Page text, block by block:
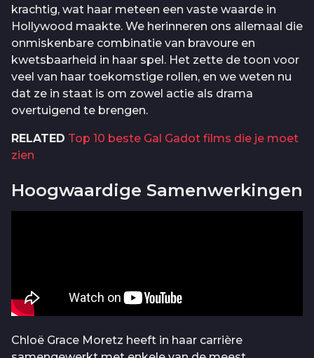
krachtig, wat haar meteen een vaste waarde in
Hollywood maakte. We herinneren ons allemaal die
onmiskenbare combinatie van bravoure en
kwetsbaarheid in haar spel. Het zette de toon voor
veel van haar toekomstige rollen, en we weten nu
dat ze in staat is om zowel actie als drama
overtuigend te brengen.
RELATED Top 10 beste Gal Gadot films die je moet
zien
Hoogwaardige Samenwerkingen
Chloë Grace Moretz heeft in haar carrière